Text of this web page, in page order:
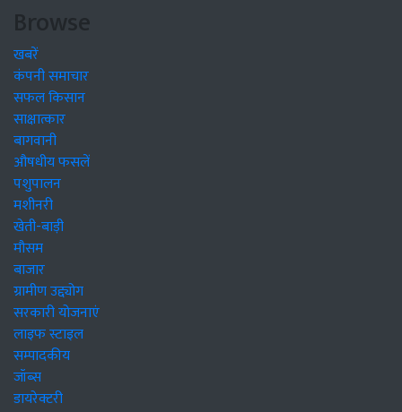
Browse
खबरें
कंपनी समाचार
सफल किसान
साक्षात्कार
बागवानी
औषधीय फसलें
पशुपालन
मशीनरी
खेती-बाड़ी
मौसम
बाजार
ग्रामीण उद्द्योग
सरकारी योजनाएं
लाइफ स्टाइल
सम्पादकीय
जॉब्स
डायरेक्टरी